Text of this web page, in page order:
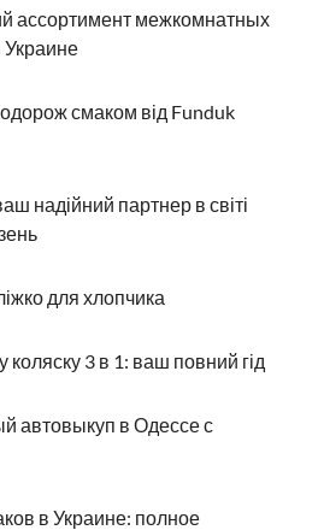
ассортимент межкомнатных
Украине
смаком від Funduk
надійний партнер в світі
для хлопчика
коляску 3 в 1: ваш повний гід
автовыкуп в Одессе с
в Украине: полное